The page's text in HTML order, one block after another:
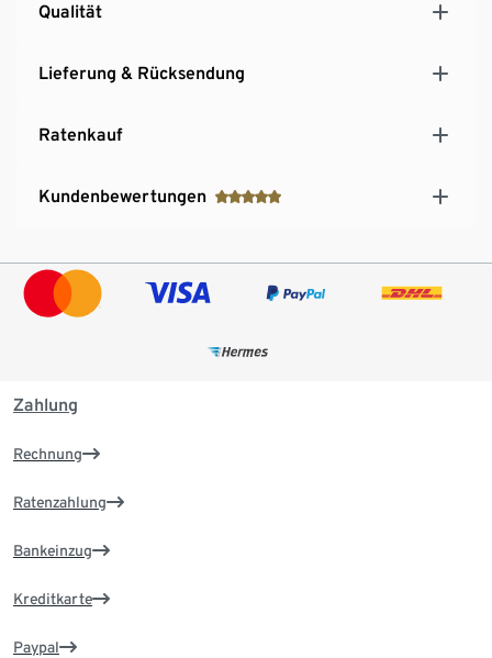
Qualität
Lieferung & Rücksendung
Ratenkauf
Kundenbewertungen
Zahlung
Rechnung
Ratenzahlung
Bankeinzug
Kreditkarte
Paypal